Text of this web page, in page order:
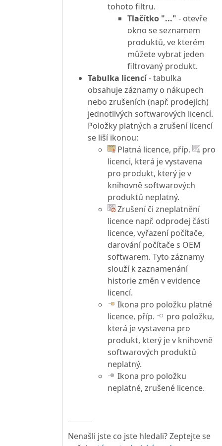
tohoto filtru.
Tlačítko "..." - otevře
okno se seznamem
produktů, ve kterém
můžete vybrat jeden
filtrovaný produkt.
Tabulka licencí- tabulka
obsahuje záznamy o nákupech
nebo zrušeních (např. prodejích)
jednotlivých softwarových licencí.
Položky platných a zrušení licencí
se liší ikonou:
Platná licence, příp.
pro
licenci, která je vystavena
pro produkt, který je v
knihovně softwarových
produktů neplatný.
Zrušení či zneplatnění
licence např. odprodej části
licence, vyřazení počítače,
darování počítače s OEM
softwarem. Tyto záznamy
slouží k zaznamenání
historie změn v evidence
licencí.
Ikona pro položku platné
licence, příp.
pro položku,
která je vystavena pro
produkt, který je v knihovně
softwarových produktů
neplatný.
Ikona pro položku
neplatné, zrušené licence.
Nenašli jste co jste hledali? Zeptejte se